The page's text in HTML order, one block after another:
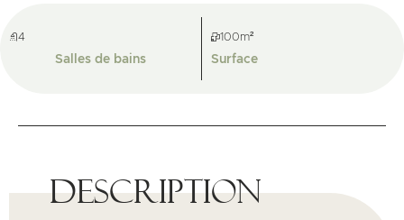
4
Salles de bains
100m²
Surface
Description